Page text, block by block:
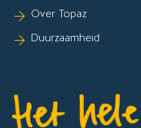
Over Topaz
Duurzaamheid